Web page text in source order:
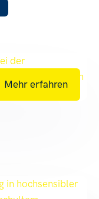
Mehr erfahren